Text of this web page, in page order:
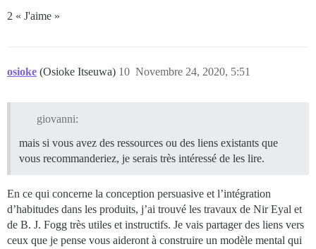
2 « J'aime »
osioke (Osioke Itseuwa) Novembre 24, 2020, 5:51
10
giovanni:
mais si vous avez des ressources ou des liens existants que
vous recommanderiez, je serais très intéressé de les lire.
En ce qui concerne la conception persuasive et l’intégration
d’habitudes dans les produits, j’ai trouvé les travaux de Nir Eyal et
de B. J. Fogg très utiles et instructifs. Je vais partager des liens vers
ceux que je pense vous aideront à construire un modèle mental qui